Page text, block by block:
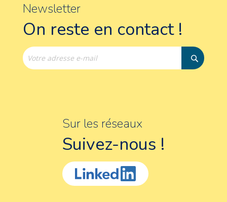
Newsletter
On reste en contact !
Sur les réseaux
Suivez-nous !